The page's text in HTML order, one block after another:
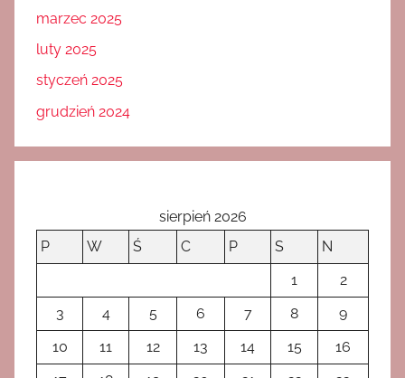
marzec 2025
luty 2025
styczeń 2025
grudzień 2024
sierpień 2026
P
W Ś C P S
N
1
2
3
4 5 6 7 8
9
10
11 12 13 14 15
16